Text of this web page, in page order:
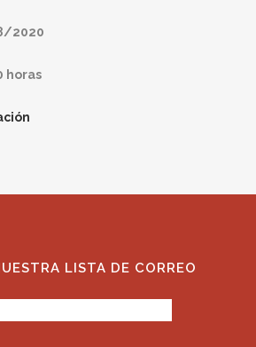
2020
horas
LISTA DE CORREO